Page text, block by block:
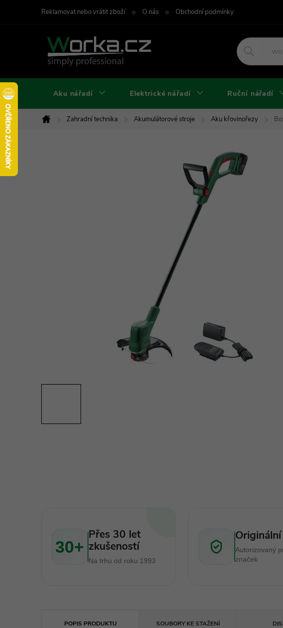
Reklamovat nebo vrátit zboží O nás Obchodní podmínky
Aku nářadí Elektrické nářadí Ruční nářadí
Domů
Zahradní technika Akumulátorové stroje Aku křovinořezy
30+
Přes 30 let
zkušeností
Na trhu od roku 1993
Autorizovaný
značek
POPIS PRODUKTU SOUBORY KE STAŽENÍ